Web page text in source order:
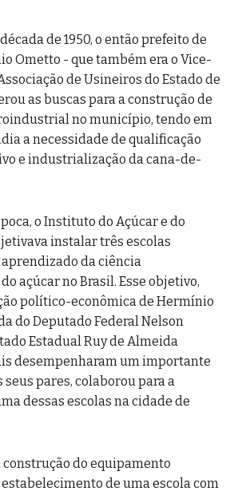
de 1950, o então prefeito de
Ometto - que também era o Vice-
de Usineiros do Estado de
as buscas para a construção de
no município, tendo em
a necessidade de qualificação
e industrialização da cana-de-
o Instituto do Açúcar e d
instalar três escolas
da ciência
açúcar no Brasil. Esse objetivo,
político-econômica de Hermínio
do Deputado Federal Nelson
Estadual Ruy de Almeida
desempenharam um importante
pares, colaborou para a
dessas escolas na cidade de
construção do equipamento
de uma escola com